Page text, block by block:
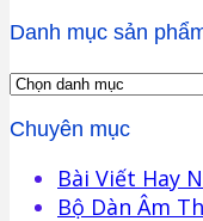
Danh mục sản
Chuyên mục
Bài Viết Hay
Bộ Dàn Âm